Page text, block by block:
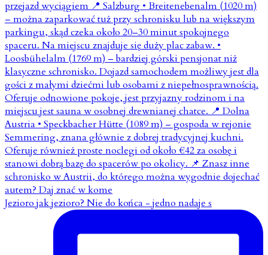
Jezioro jak jezioro? Nie do końca - jedno nadaje s